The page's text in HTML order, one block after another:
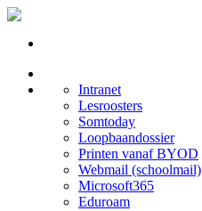
Intranet
Lesroosters
Somtoday
Loopbaandossier
Printen vanaf BYOD
Webmail (schoolmail)
Microsoft365
Eduroam